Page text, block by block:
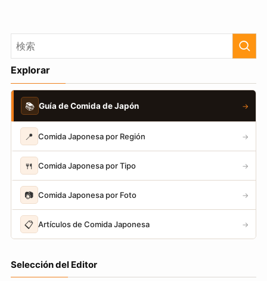
Explorar
📚 Guía de Comida de Japón →
📍 Comida Japonesa por Región →
🍴 Comida Japonesa por Tipo →
📷 Comida Japonesa por Foto →
📋 Artículos de Comida Japonesa →
Selección del Editor